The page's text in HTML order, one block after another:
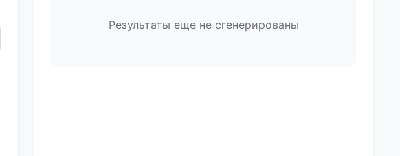
Результаты еще не сгенерированы